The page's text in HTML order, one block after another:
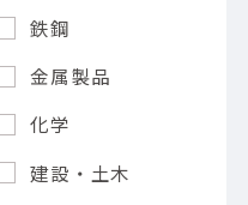
鉄鋼
金属製品
化学
建設・土木